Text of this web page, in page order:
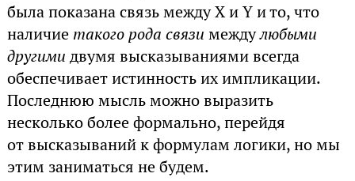
была показана связь между X и Y и то, что
наличие такого рода связи междулюбыми
другими двумя высказываниями всегда
обеспечивает истинность их импликации.
Последнюю мысль можно выразить
несколько более формально, перейдя
от высказываний к формулам логики, но мы
этим заниматься не будем.